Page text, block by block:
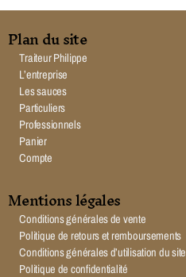
Plan du site
Traiteur Philippe
L’entreprise
Les sauces
Particuliers
Professionnels
Panier
Compte
Mentions légales
Conditions générales de vente
Politique de retours et remboursements
Conditions générales d’utilisation du site
Politique de confidentialité